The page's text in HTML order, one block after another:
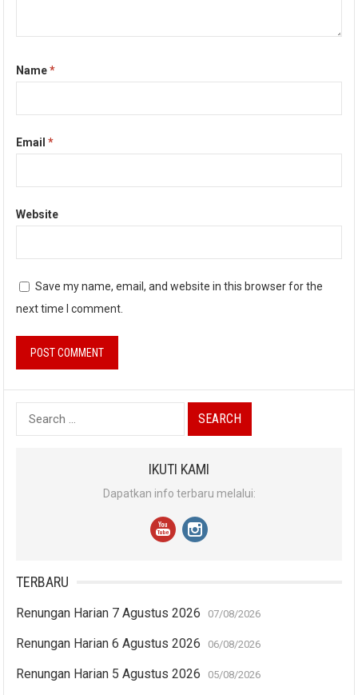
Name*
Email*
Website
Save my name, email, and website in this browser for the
next time I comment.
Search
for:
IKUTI KAMI
Dapatkan info terbaru melalui:
TERBARU
Renungan Harian 7 Agustus 2026 07/08/2026
Renungan Harian 6 Agustus 2026 06/08/2026
Renungan Harian 5 Agustus 2026 05/08/2026